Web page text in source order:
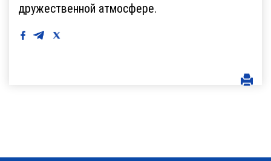
дружественной атмосфере.